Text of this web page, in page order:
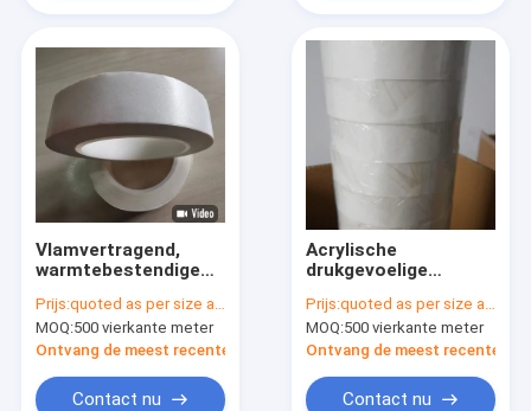
Vlamvertragend,
warmtebestendige
BDV≥1,8KV en 0,10
mm Dikte
aramidpapierbanden
Prijs:quoted as per size and quantity
MOQ:500 vierkante meter
Ontvang de meest recente Prijs
Contact nu
Acrylische
drukgevoelige
isolatietape van
klasse F 10 mm-980
mm
Prijs:quoted as per size and quantity
MOQ:500 vierkante meter
Ontvang de meest recente
Contact nu